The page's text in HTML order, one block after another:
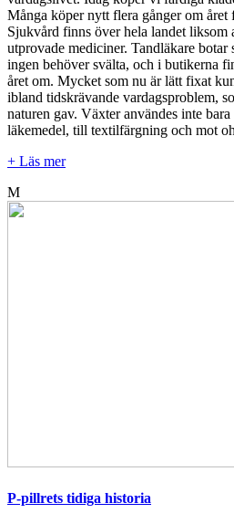
Många köper nytt flera gånger om
Sjukvård finns över hela landet liksom
utprovade mediciner. Tandläkare botar
ingen behöver svälta, och i butikerna
året om. Mycket som nu är lätt fixat
ibland tidskrävande vardagsproblem,
naturen gav. Växter användes inte
läkemedel, till textilfärgning och mot
+ Läs mer
M
P-pillrets tidiga historia